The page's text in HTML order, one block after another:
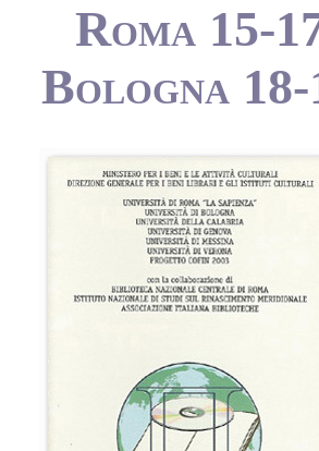
Roma 15-
Bologna 18-